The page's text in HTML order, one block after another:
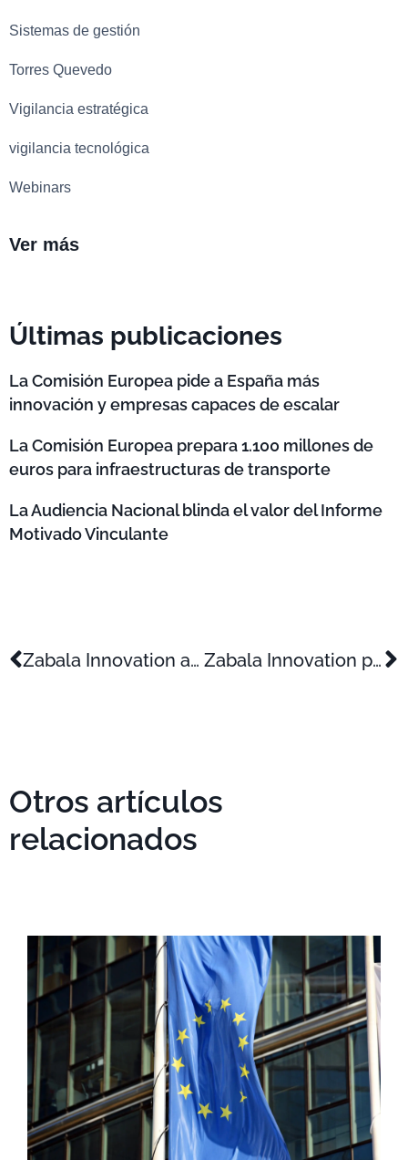
Sistemas de gestión
Torres Quevedo
Vigilancia estratégica
vigilancia tecnológica
Webinars
Ver más
Últimas publicaciones
La Comisión Europea pide a España más
innovación y empresas capaces de escalar
La Comisión Europea prepara 1.100 millones de
euros para infraestructuras de transporte
La Audiencia Nacional blinda el valor del Informe
Motivado Vinculante
Zabala Innovation alcanza las 600 personas y sigue reforzando su presencia internacional Zabala Innovation presenta en Enlit Europe 2025 su experiencia en proyectos de energía
Otros artículos
relacionados